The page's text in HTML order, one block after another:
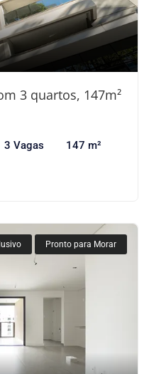
3 quartos, 147m²
3 Vagas 147 m²
Pronto para Morar